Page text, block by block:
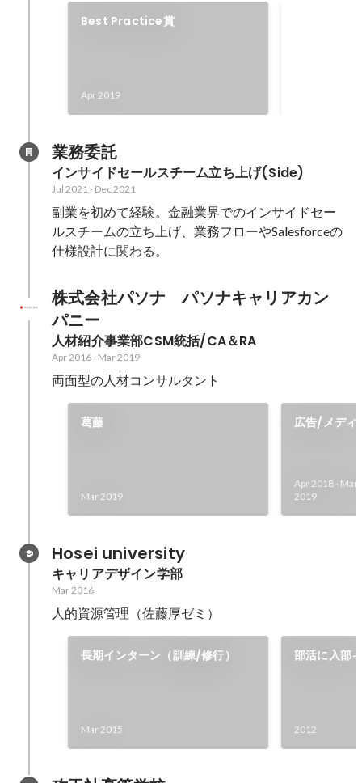
Best Practice賞
Apr 2019
業務委託
インサイドセールスチーム立ち上げ(Side)
Jul 2021- Dec 2021
副業を初めて経験。金融業界でのインサイドセー
ルスチームの立ち上げ、業務フローやSalesforceの
仕様設計に関わる。
株式会社パソナ　パソナキャリアカン
パニー
人材紹介事業部CSM統括/CA＆RA
Apr 2016- Mar 2019
両面型の人材コンサルタント
葛藤
Mar 2019
広告/メディ
Apr 2018 - Mar
2019
Hosei university
キャリアデザイン学部
Mar 2016
人的資源管理（佐藤厚ゼミ）
長期インターン（訓練/修行）
Mar 2015
部活に入部
2012